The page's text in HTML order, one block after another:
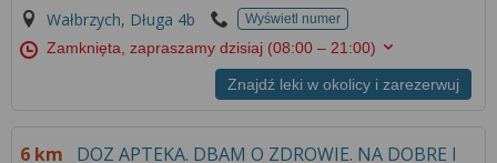
Wałbrzych, Długa 4b Wyświetl numer
Zamknięta, zapraszamy dzisiaj (08:00 – 21:00)
Znajdź leki w okolicy i zarezerwuj
6 km
DOZ APTEKA. DBAM O ZDROWIE. NA DOBRE I